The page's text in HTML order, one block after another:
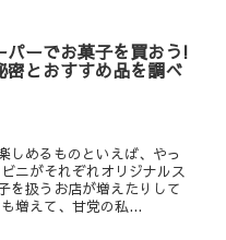
パーでお菓子を買おう!
密とおすすめ品を調べ
しめるものといえば、やっ
ニがそれぞれオリジナルス
を扱うお店が増えたりして
増えて、甘党の私...